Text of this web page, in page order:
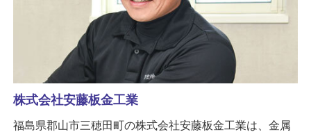
株式会社安藤板金工業
福島県郡山市三穂田町の株式会社安藤板金工業は、金属